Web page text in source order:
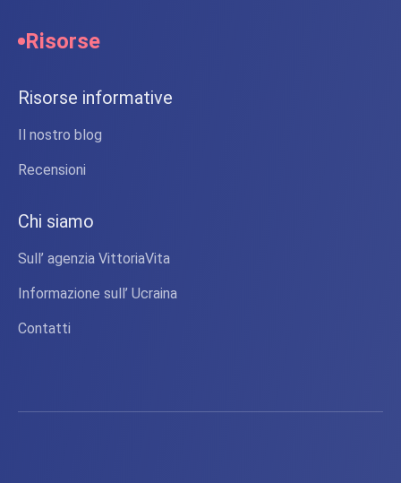
Risorse
Risorse informative
Il nostro blog
Recensioni
Chi siamo
Sull’ agenzia VittoriaVita
Informazione sull’ Ucraina
Contatti